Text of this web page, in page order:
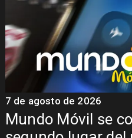
Mundo Móvil se
7 de agosto de 2026